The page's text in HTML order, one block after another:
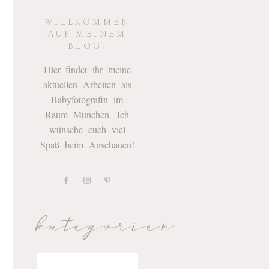
WILLKOMMEN
AUF MEINEM
BLOG!
Hier findet ihr meine
aktuellen Arbeiten als
Babyfotografin im
Raum München. Ich
wünsche euch viel
Spaß beim Anschauen!
kategorien